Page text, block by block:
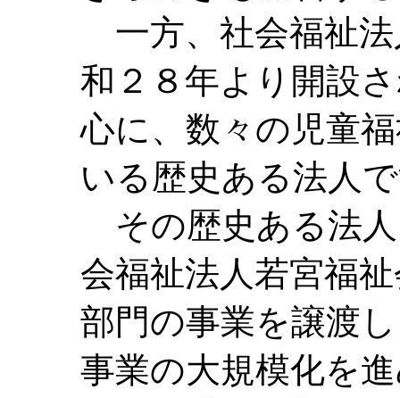
一方、社会福祉法
和２８年より開設
心に、数々の児童
いる歴史ある法人
その歴史ある法
会福祉法人若宮福
部門の事業を譲渡
事業の大規模化を